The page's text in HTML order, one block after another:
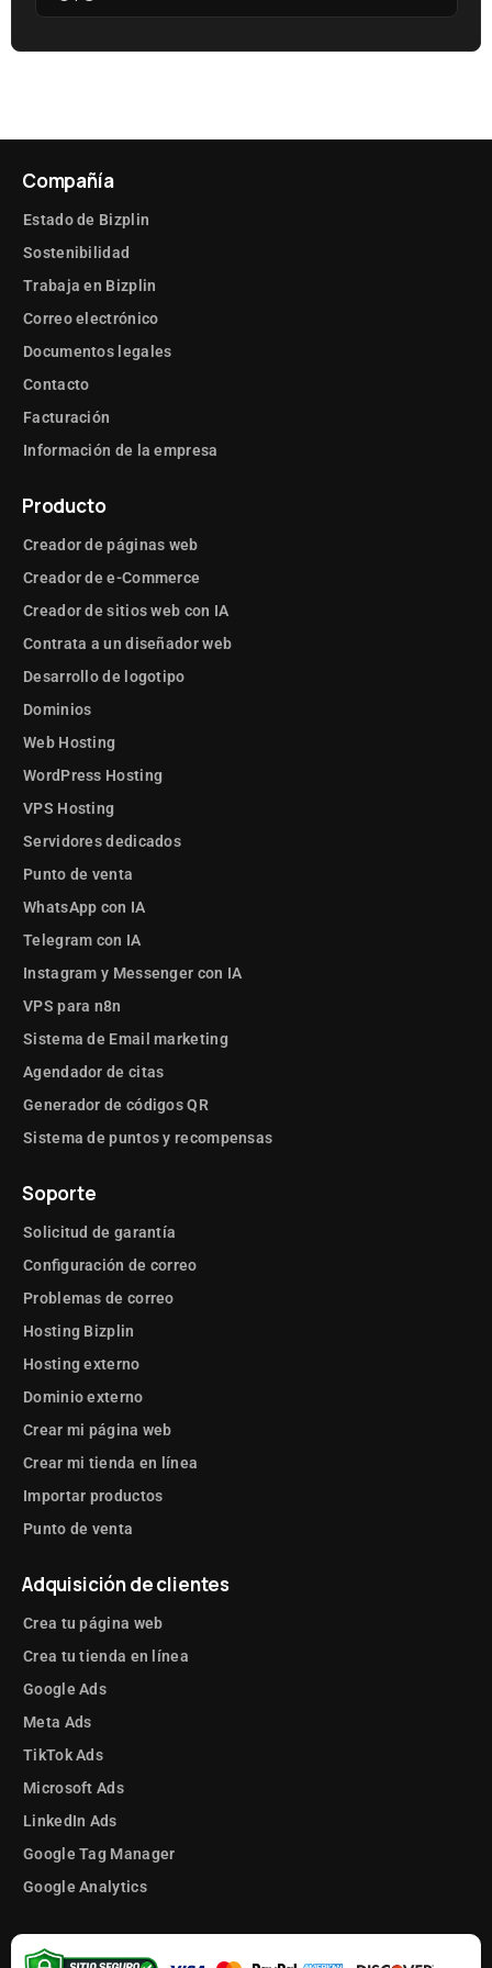
Compañía
Estado de Bizplin
Sostenibilidad
Trabaja en Bizplin
Correo electrónico
Documentos legales
Contacto
Facturación
Información de la empresa
Producto
Creador de páginas web
Creador de e-Commerce
Creador de sitios web con IA
Contrata a un diseñador web
Desarrollo de logotipo
Dominios
Web Hosting
WordPress Hosting
VPS Hosting
Servidores dedicados
Punto de venta
WhatsApp con IA
Telegram con IA
Instagram y Messenger con IA
VPS para n8n
Sistema de Email marketing
Agendador de citas
Generador de códigos QR
Sistema de puntos y recompensas
Soporte
Solicitud de garantía
Configuración de correo
Problemas de correo
Hosting Bizplin
Hosting externo
Dominio externo
Crear mi página web
Crear mi tienda en línea
Importar productos
Punto de venta
Adquisición de clientes
Crea tu página web
Crea tu tienda en línea
Google Ads
Meta Ads
TikTok Ads
Microsoft Ads
LinkedIn Ads
Google Tag Manager
Google Analytics